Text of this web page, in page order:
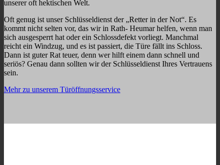
unserer oft hektischen Welt.
Oft genug ist unser Schlüsseldienst der „Retter in der Not“. Es
kommt nicht selten vor, das wir in Rath- Heumar helfen, wenn man
sich ausgesperrt hat oder ein Schlossdefekt vorliegt. Manchmal
reicht ein Windzug, und es ist passiert, die Türe fällt ins Schloss.
Dann ist guter Rat teuer, denn wer hilft einem dann schnell und
seriös? Genau dann sollten wir der Schlüsseldienst Ihres Vertrauens
sein.
Mehr zu unserem Türöffnungsservice